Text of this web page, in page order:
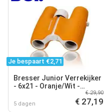
Je bespaart €2,71
Bresser Junior Verrekijker
- 6x21 - Oranje/Wit -
Robuust - Verrekijker voor
5 dagen
€ 29,90
€ 27,19